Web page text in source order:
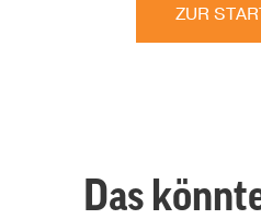
ZUR
Das